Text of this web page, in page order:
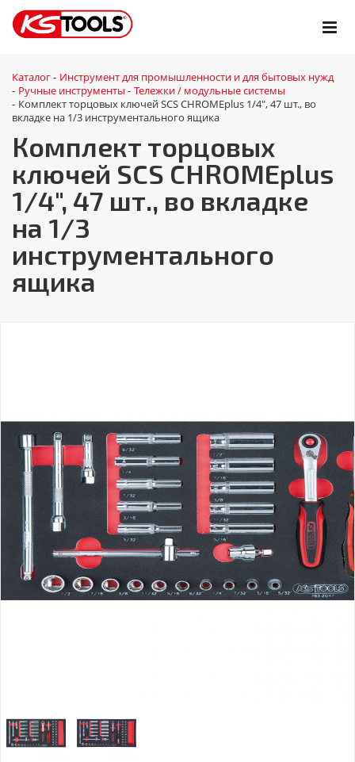
Каталог - Инструмент для промышленности и для бытовых нужд
- Ручные инструменты - Тележки / модульные системы
- Комплект торцовых ключей SCS CHROMEplus 1/4", 47 шт., во
вкладке на 1/3 инструментального ящика
Комплект торцовых
ключей SCS CHROMEplus
1/4", 47 шт., во вкладке
на 1/3
инструментального
ящика